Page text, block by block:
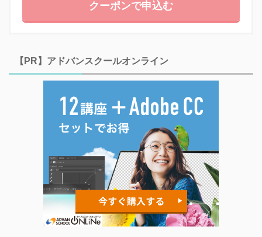
クーポンで申込む
【PR】アドバンスクールオンライン